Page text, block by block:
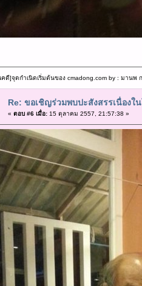
ดี]จุดกำเนิดเริ่มต้นของ cmadong.com by : มานพ
Re: ขอเชิญร่วมพบปะสังสรรเนื่องใ
« ตอบ #6 เมื่อ:15 ตุลาคม 2557, 21:57:38 »